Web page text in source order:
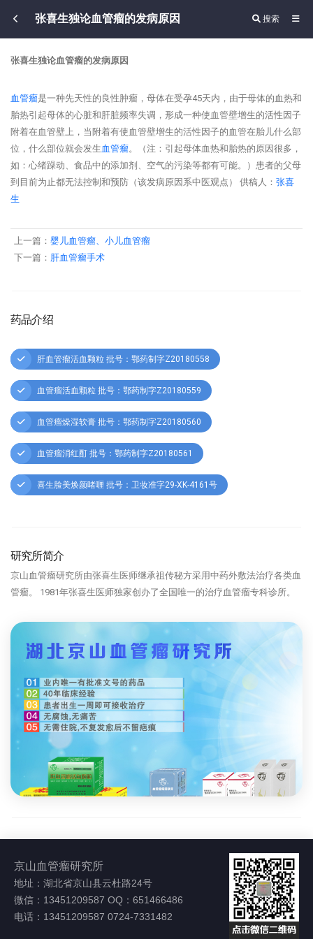
张喜生独论血管瘤的发病原因 搜索
张喜生独论血管瘤的发病原因
血管瘤是一种先天性的良性肿瘤，母体在受孕45天内，由于母体的血热和
胎热引起母体的心脏和肝脏频率失调，形成一种使血管壁增生的活性因子
附着在血管壁上，当附着有使血管壁增生的活性因子的血管在胎儿什么部
位，什么部位就会发生血管瘤。（注：引起母体血热和胎热的原因很多，
如：心绪躁动、食品中的添加剂、空气的污染等都有可能。）患者的父母
到目前为止都无法控制和预防（该发病原因系中医观点） 供稿人： 张喜
生
上一篇： 婴儿血管瘤、小儿血管瘤
下一篇： 肝血管瘤手术
药品介绍
肝血管瘤活血颗粒 批号：鄂药制字Z20180558
血管瘤活血颗粒 批号：鄂药制字Z20180559
血管瘤燥湿软膏 批号：鄂药制字Z20180560
血管瘤消红酊 批号：鄂药制字Z20180561
喜生脸美焕颜啫喱 批号：卫妆准字29-XK-4161号
研究所简介
京山血管瘤研究所由张喜生医师继承祖传秘方采用中药外敷法治疗各类血
管瘤。 1981年张喜生医师独家创办了全国唯一的治疗血管瘤专科诊所。
京山血管瘤研究所
地址：湖北省京山县云杜路24号
微信：13451209587 OQ：651466486
电话：13451209587 0724-7331482